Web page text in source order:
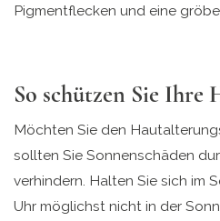
Pigmentflecken und eine
So schützen Sie Ihre
Möchten Sie den
sollten Sie Sonnenschäden
verhindern. Halten Sie sich im
Uhr möglichst nicht in der